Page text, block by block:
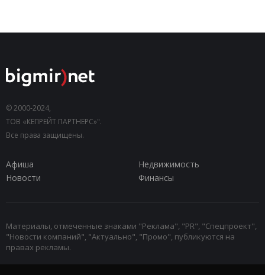
© 2000-2024,
ТОВ «КЕПРЕЙТ ПАРТНЕРС»".
Все права защищены.
Афиша
Недвижимость
Новости
Финансы
Материалы, отмеченные знаками "Реклама", "PR", "Спецпроект",
"Новости компаний", "Актуально", "Промо", публикуются на
правах рекламы.